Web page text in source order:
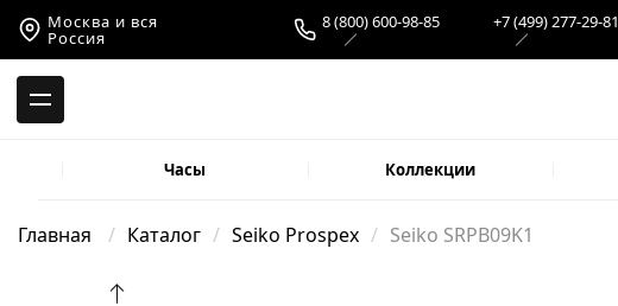
Москва и вся
Россия
8 (800) 600-98-85 +7 (499) 277-29-81
Часы Коллекции
Главная Каталог Seiko Prospex Seiko SRPB09K1